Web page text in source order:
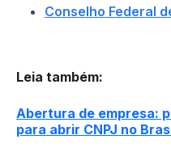
Conselho Federal
Leia também:
Abertura de empresa:
para abrir CNPJ no